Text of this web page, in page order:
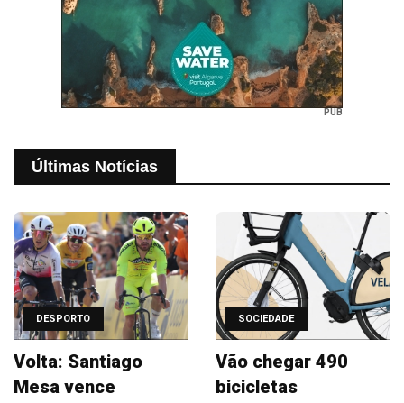
PUB
Últimas Notícias
DESPORTO
Volta: Santiago
Mesa vence
SOCIEDADE
Vão chegar 490
bicicletas